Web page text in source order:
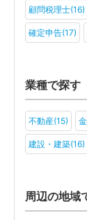
顧問税理士(16)
確定申告(17)
業種で探す
不動産(15)
建設・建築(16)
旅行・ホテル
社会福祉法人
周辺の地域